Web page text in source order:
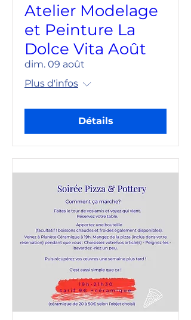
Atelier Modelage
et Peinture La
Dolce Vita Août
dim. 09 août
Plus d'infos
Détails